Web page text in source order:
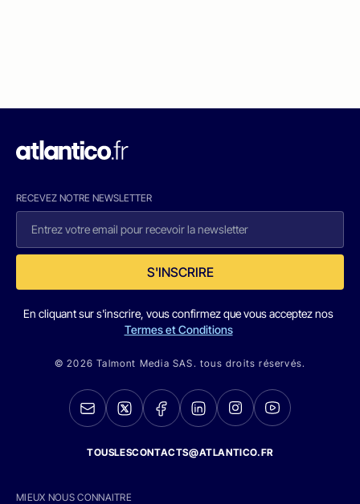
RECEVEZ NOTRE NEWSLETTER
S'INSCRIRE
En cliquant sur s'inscrire, vous confirmez que vous acceptez nos
Termes et Conditions
© 2026 Talmont Media SAS. tous droits réservés.
TOUSLESCONTACTS@ATLANTICO.FR
MIEUX NOUS CONNAITRE